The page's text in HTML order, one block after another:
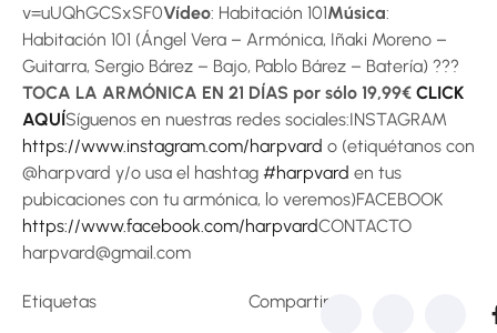
v=uUQhGCSxSF0Vídeo: Habitación 101Música:
Habitación 101 (Ángel Vera – Armónica, Iñaki Moreno –
Guitarra, Sergio Bárez – Bajo, Pablo Bárez – Batería) ??‍?
TOCA LA ARMÓNICA EN 21 DÍAS por sólo 19,99€ CLICK
AQUÍSíguenos en nuestras redes sociales:INSTAGRAM
https://www.instagram.com/harpvard o (etiquétanos con
@harpvard y/o usa el hashtag #harpvard en tus
pubicaciones con tu armónica, lo veremos)FACEBOOK
https://www.facebook.com/harpvardCONTACTO
harpvard@gmail.com
Etiquetas Compartir: